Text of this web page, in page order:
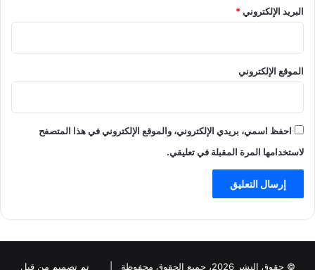
البريد الإلكتروني*
الموقع الإلكتروني
احفظ اسمي، بريدي الإلكتروني، والموقع الإلكتروني في هذا المتصفح
لاستخدامها المرة المقبلة في تعليقي.
© حقوق النشر 2026، جميع الحقوق محفوظة | تم تصميم من قبل